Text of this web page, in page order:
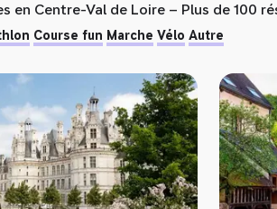
en Centre-Val de Loire – Plus de 100
Course fun Marche Vélo Autre